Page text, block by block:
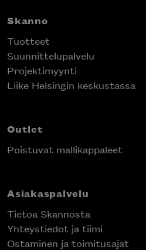
Skanno
Tuotteet
Suunnittelupalvelu
Projektimyynti
Liike Helsingin keskustassa
Outlet
Poistuvat mallikappaleet
Asiakaspalvelu
Tietoa Skannosta
Yhteystiedot ja tiimi
Ostaminen ja toimitusajat